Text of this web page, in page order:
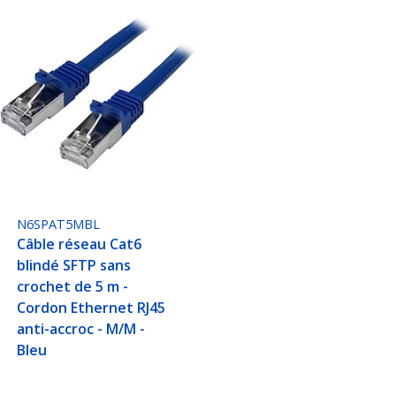
N6SPAT5MBL
Câble réseau Cat6
blindé SFTP sans
crochet de 5 m -
Cordon Ethernet RJ45
anti-accroc - M/M -
Bleu